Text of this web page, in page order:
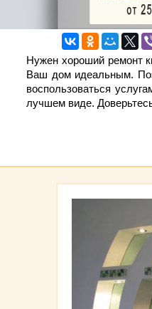
Нужен хороший ремонт
Ваш дом идеальным.
воспользоваться
лучшем виде.